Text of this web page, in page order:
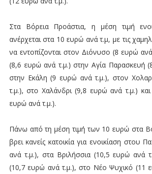
Στα Βόρεια Προάστια, η μέση τιμή
ανέρχεται στα 10 ευρώ ανά τ.μ, με τις
να εντοπίζονται στον Διόνυσο (8 ευρώ
(8,6 ευρώ ανά τ.μ.) στην Αγία Παρασκευή
στην Εκάλη (9 ευρώ ανά τ.μ.), στον
τ.μ.), στο Χαλάνδρι (9,8 ευρώ ανά τ.μ.)
ευρώ ανά τ.μ.).
Πάνω από τη μέση τιμή των 10 ευρώ στα
βρει κανείς κατοικία για ενοικίαση στου
ανά τ.μ.), στα Βριλήσσια (10,5 ευρώ ανά
(10,7 ευρώ ανά τ.μ.), στο Νέο Ψυχικό (11